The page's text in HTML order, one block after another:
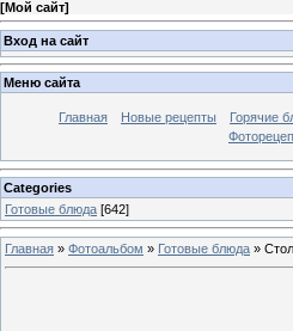
[Мой сайт]
Вход на сайт
Меню сайта
Главная Новые рецепты Горячие
Categories
Готовые блюда [642]
Главная » Фотоальбом » Готовые блюда »